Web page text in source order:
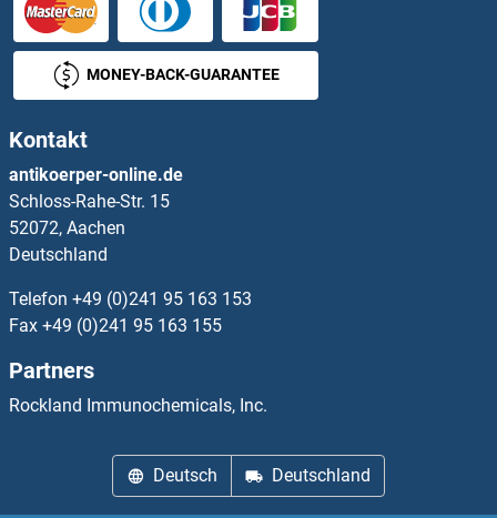
Parvin alpha Antikörper
Parvin, beta Antikörper
PAS1C1 Antikörper
PASD1 Antikörper
PASK Antikörper
Patched 1 Antikörper
Patched 2 Antikörper
PATJ Antikörper
MONEY-BACK-GUARANTEE
Kontakt
antikoerper-online.de
Schloss-Rahe-Str. 15
52072, Aachen
Deutschland
Telefon +49 (0)241 95 163 153
Fax +49 (0)241 95 163 155
Partners
Rockland Immunochemicals, Inc.
Deutsch Deutschland